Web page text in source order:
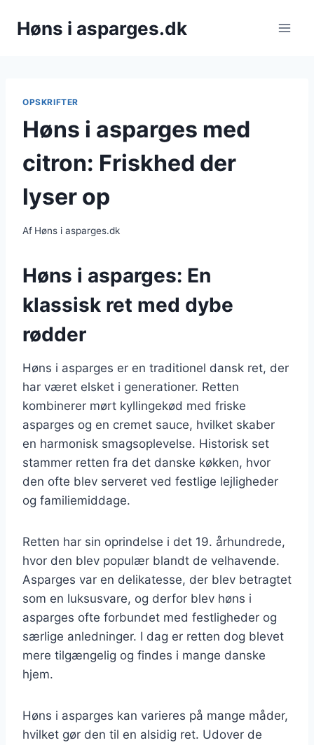
Høns i asparges.dk
OPSKRIFTER
Høns i asparges med
citron: Friskhed der
lyser op
Af Høns i asparges.dk
Høns i asparges: En
klassisk ret med dybe
rødder
Høns i asparges er en traditionel dansk ret, der
har været elsket i generationer. Retten
kombinerer mørt kyllingekød med friske
asparges og en cremet sauce, hvilket skaber
en harmonisk smagsoplevelse. Historisk set
stammer retten fra det danske køkken, hvor
den ofte blev serveret ved festlige lejligheder
og familiemiddage.
Retten har sin oprindelse i det 19. århundrede,
hvor den blev populær blandt de velhavende.
Asparges var en delikatesse, der blev betragtet
som en luksusvare, og derfor blev høns i
asparges ofte forbundet med festligheder og
særlige anledninger. I dag er retten dog blevet
mere tilgængelig og findes i mange danske
hjem.
Høns i asparges kan varieres på mange måder,
hvilket gør den til en alsidig ret. Udover de